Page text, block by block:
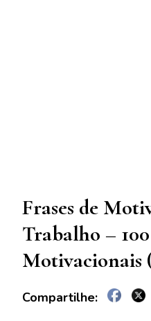
Frases de
Trabalho –
Motivacionais